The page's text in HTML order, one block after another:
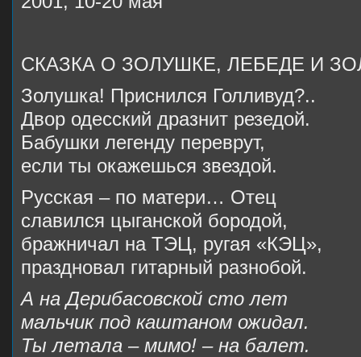
СКАЗКА О ЗОЛУШКЕ, ЛЕБЕДЕ И
Золушка! Приснился Голливуд?..
Двор одесский дразнит резедой.
Бабушки легенду переврут,
если ты окажешься звездой.
Русская – по матери… Отец
славился цыганской бородой,
бражничал на ТЭЦ, ругая «КЭЦ»,
праздновал гитарный разнобой.
А на Дерибасовской сто лет
мальчик под каштаном ожидал.
Ты летала – мимо! – на балет.